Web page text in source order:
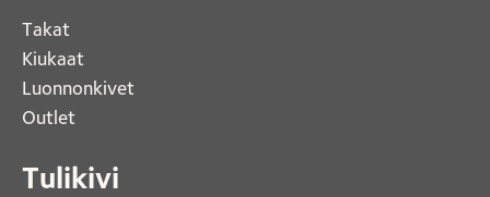
Takat
Kiukaat
Luonnonkivet
Outlet
Tulikivi